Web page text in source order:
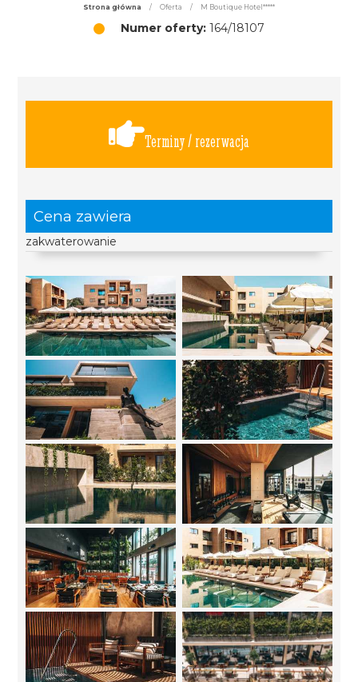
Strona główna / Oferta / M Boutique Hotel*****
Numer oferty: 164/18107
Terminy / rezerwacja
Cena zawiera
zakwaterowanie